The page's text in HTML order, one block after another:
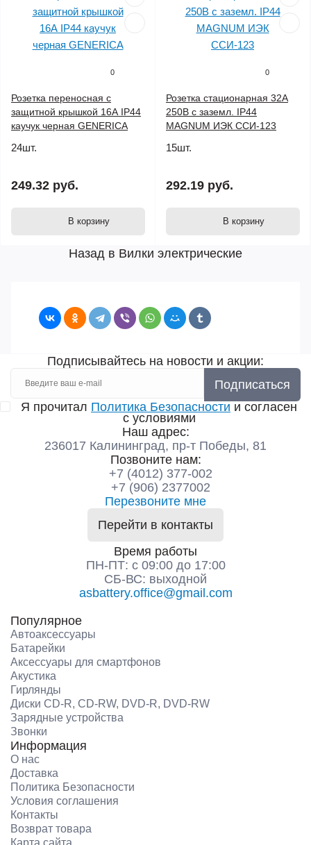
0
Розетка переносная с
защитной крышкой 16А IP44
каучук черная GENERICA
24шт.
249.32 руб.
В корзину
0
Розетка стационарная 32А
250В с заземл. IP44
MAGNUM ИЭК ССИ-123
15шт.
292.19 руб.
В корзину
Назад в Вилки электрические
Подписывайтесь на новости и акции:
Подписаться
Я прочитал Политика Безопасности и согласен
с условиями
Наш адрес:
236017 Калининград,​ пр-т Победы, 81
Позвоните нам:
+7 (4012) 377-002
+7 (906) 2377002
Перезвоните мне
Перейти в контакты
Время работы
ПН-ПТ: с 09:00 до 17:00
СБ-ВС: выходной
asbattery.office@gmail.com
Популярное
Автоаксессуары
Батарейки
Аксессуары для смартфонов
Акустика
Гирлянды
Диски CD-R, CD-RW, DVD-R, DVD-RW
Зарядные устройства
Звонки
Информация
О нас
Доставка
Политика Безопасности
Условия соглашения
Контакты
Возврат товара
Карта сайта